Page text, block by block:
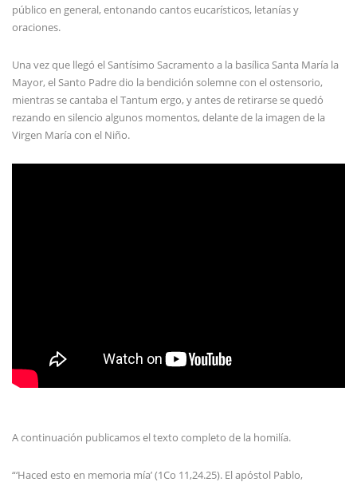
público en general, entonando cantos eucarísticos, letanías y
oraciones.
Una vez que llegó el Santísimo Sacramento a la basílica Santa María la
Mayor, el Santo Padre dio la bendición solemne con el ostensorio,
mientras se cantaba el Tantum ergo, y antes de retirarse se quedó
rezando en silencio algunos momentos, delante de la imagen de la
Virgen María con el Niño.
A continuación publicamos el texto completo de la homilía.
“‘Haced esto en memoria mía’ (1Co 11,24.25). El apóstol Pablo,